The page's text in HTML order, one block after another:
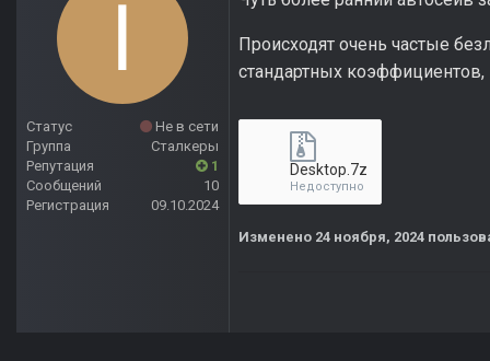
Статус
Не в сети
Группа
Сталкеры
Репутация
1
Сообщений
10
Регистрация
09.10.2024
Происходят очень частые
стандартных коэффициентов,
Desktop.7z
Недоступно
Изменено 24 ноября, 2024